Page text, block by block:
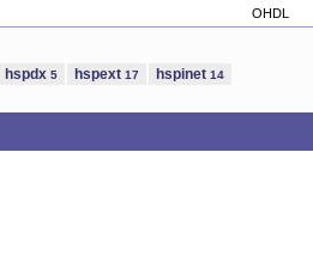
OHDL
hspdx 5 hspext 17 hspinet 14